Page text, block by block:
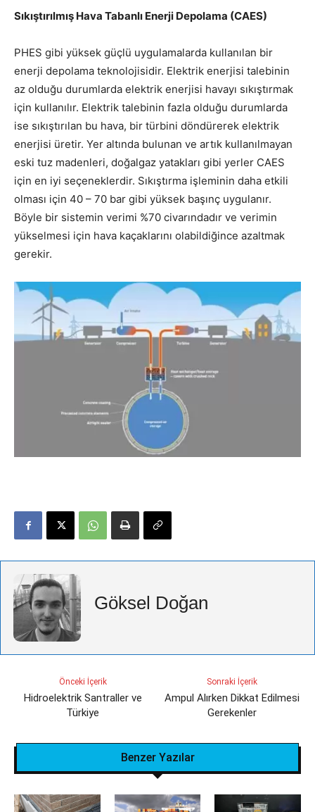
Sıkıştırılmış Hava Tabanlı Enerji Depolama (CAES)
PHES gibi yüksek güçlü uygulamalarda kullanılan bir
enerji depolama teknolojisidir. Elektrik enerjisi talebinin
az olduğu durumlarda elektrik enerjisi havayı sıkıştırmak
için kullanılır. Elektrik talebinin fazla olduğu durumlarda
ise sıkıştırılan bu hava, bir türbini döndürerek elektrik
enerjisi üretir. Yer altında bulunan ve artık kullanılmayan
eski tuz madenleri, doğalgaz yatakları gibi yerler CAES
için en iyi seçeneklerdir. Sıkıştırma işleminin daha etkili
olması için 40 – 70 bar gibi yüksek başınç uygulanır.
Böyle bir sistemin verimi %70 civarındadır ve verimin
yükselmesi için hava kaçaklarını olabildiğince azaltmak
gerekir.
Göksel Doğan
Önceki İçerik
Hidroelektrik Santraller ve
Türkiye
Sonraki İçerik
Ampul Alırken Dikkat Edilmesi
Gerekenler
Benzer Yazılar